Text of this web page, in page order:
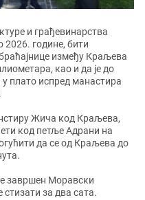
и грађевинарства
2026. године, бити
између Краљева
као и да је до
плато испред манастира
Жича код Краљева,
код петље Адрани на
да се од Краљева до
минута.
завршен Моравски
стизати за два сата.